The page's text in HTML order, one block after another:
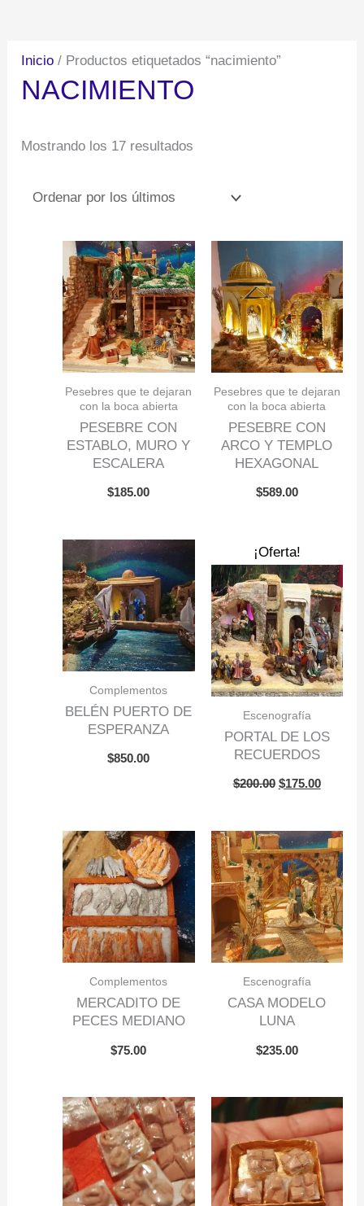
Inicio / Productos etiquetados “nacimiento”
NACIMIENTO
Mostrando los 17 resultados
Pesebres que te dejaran
con la boca abierta
PESEBRE CON
ESTABLO, MURO Y
ESCALERA
$185.00
Pesebres que te dejaran
con la boca abierta
PESEBRE CON
ARCO Y TEMPLO
HEXAGONAL
$589.00
Complementos
BELÉN PUERTO DE
ESPERANZA
$850.00
¡Oferta!
Escenografía
PORTAL DE LOS
RECUERDOS
$200.00
El
precio
original
era:
$200.00.
$175.00
precio
actual
es:
Complementos
MERCADITO DE
PECES MEDIANO
$75.00
Escenografía
CASA MODELO
LUNA
$235.00